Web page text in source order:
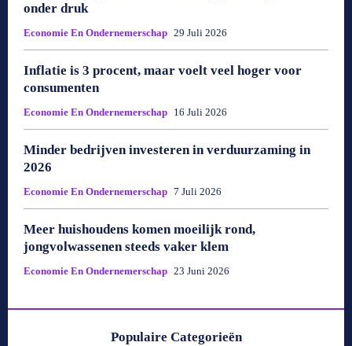
onder druk
Economie En Ondernemerschap 29 Juli 2026
Inflatie is 3 procent, maar voelt veel hoger voor
consumenten
Economie En Ondernemerschap 16 Juli 2026
Minder bedrijven investeren in verduurzaming in
2026
Economie En Ondernemerschap 7 Juli 2026
Meer huishoudens komen moeilijk rond,
jongvolwassenen steeds vaker klem
Economie En Ondernemerschap 23 Juni 2026
Populaire Categorieën